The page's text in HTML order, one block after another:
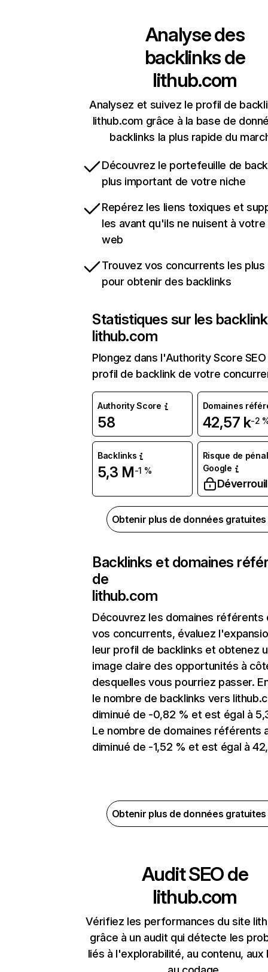
Analyse des
backlinks de
lithub.com
Analysez et suivez le profil de
lithub.com grâce à la base de
backlinks la plus rapide du
Découvrez le portefeuille de
plus important de votre niche
Repérez les liens toxiques et
les avant qu'ils ne nuisent à
web
Trouvez vos concurrents les
pour obtenir des backlinks
Statistiques sur les
lithub.com
Plongez dans l'Authority Score
profil de backlink de votre
Authority Score
58
Domaines
42,57 k-2
Backlinks
5,3 M-1 %
Risque de
Google
Obtenir plus de données
Backlinks et domaines
de
lithub.com
Découvrez les domaines référents
vos concurrents, évaluez
leur profil de backlinks et obtenez
image claire des opportunités à
desquelles vous pourriez passer.
le nombre de backlinks vers
diminué de -0,82 % et est égal à
Le nombre de domaines référents
diminué de -1,52 % et est égal à
Obtenir plus de données
Audit SEO de
lithub.com
Vérifiez les performances du site
grâce à un audit qui détecte les
liés à l'explorabilité, au contenu, aux